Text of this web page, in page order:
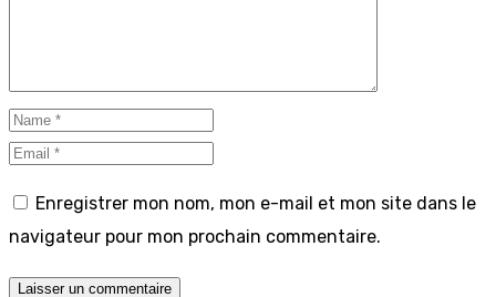
Enregistrer mon nom, mon e-mail et mon site dans le
navigateur pour mon prochain commentaire.